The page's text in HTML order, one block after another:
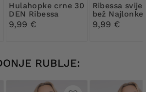
Hulahopke crne 30
DEN Ribessa
9,99 €
Ribessa svijetlo
bež Najlonke
DEN
9,99 €
RUBLJE: